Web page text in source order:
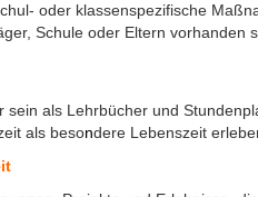
oder klassenspezifische
Schule oder Eltern vorhanden
sein als Lehrbücher und
als besondere Lebenszeit